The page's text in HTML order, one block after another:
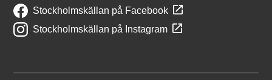
Stockholmskällan på Facebook
Stockholmskällan på Instagram